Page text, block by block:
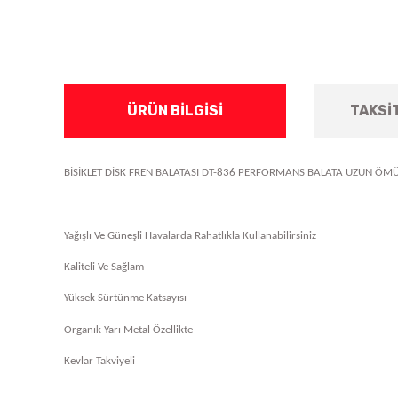
ÜRÜN BILGISI
BİSİKLET DİSK FREN BALATASI DT-836 PERFORMANS BALATA UZUN
Yağışlı Ve Güneşli Havalarda Rahatlıkla Kullanabilirsiniz
Kaliteli Ve Sağlam
Yüksek Sürtünme Katsayısı
Organık Yarı Metal Özellikte
Kevlar Takviyeli